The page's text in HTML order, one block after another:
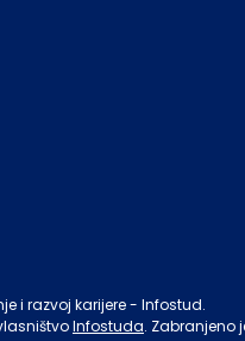
i razvoj karijere - Infostud.
Infostuda. Zabranjeno